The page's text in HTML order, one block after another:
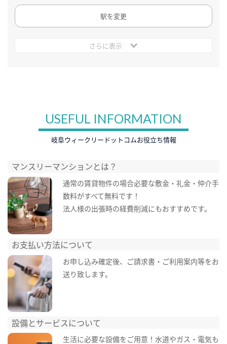
駅を変更
さらに表示
USEFUL INFORMATION
岐阜ウィークリードットコムお役立ち情報
マンスリーマンションとは？
通常の賃貸物件の場合必要な敷金・礼金・仲介手
数料がすべて無料です！
法人様の出張時の経費削減にもおすすめです。
お支払い方法について
お申し込み確定後、ご請求書・ご利用案内等をお
送り致します。
設備とサービスについて
生活に必要な設備をご用意！水道やガス・電気も